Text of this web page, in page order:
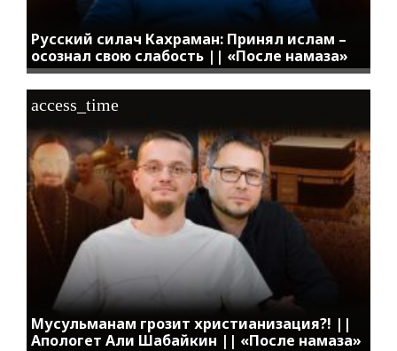
Русский силач Кахраман: Принял ислам –
осознал свою слабость || «После намаза»
Мусульманам грозит христианизация?! ||
Апологет Али Шабайкин || «После намаза»
access_time